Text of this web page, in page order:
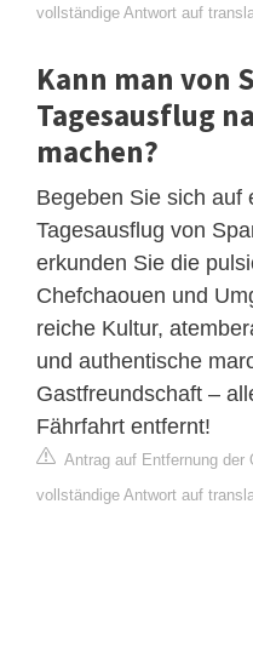
vollständige Antwort auf
Kann man von
Tagesausflug
machen?
Begeben Sie sich auf
Tagesausflug von
erkunden Sie die
Chefchaouen und
reiche Kultur,
und authentische
Gastfreundschaft –
Fährfahrt entfernt!
Antrag auf Entfernung der
vollständige Antwort auf